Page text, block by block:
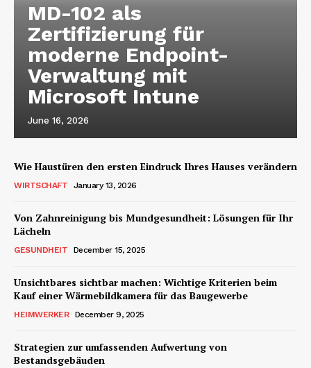
MD-102 als
Zertifizierung für
moderne Endpoint-
Verwaltung mit
Microsoft Intune
June 16, 2026
Wie Haustüren den ersten Eindruck Ihres Hauses verändern
WIRTSCHAFT January 13, 2026
Von Zahnreinigung bis Mundgesundheit: Lösungen für Ihr
Lächeln
GESUNDHEIT December 15, 2025
Unsichtbares sichtbar machen: Wichtige Kriterien beim
Kauf einer Wärmebildkamera für das Baugewerbe
HEIMWERKER December 9, 2025
Strategien zur umfassenden Aufwertung von
Bestandsgebäuden